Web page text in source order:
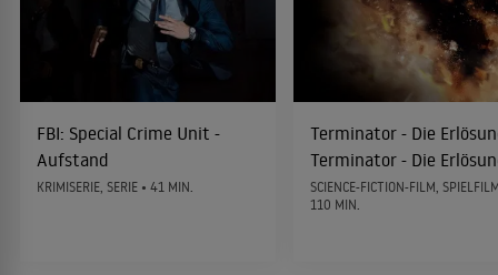
Geliebtes Land
POLITDRAMA
1984 City Heat - Der Bulle und der Schnüffler
GANGSTERFILMPARODIE
FBI: Special Crime Unit -
Aufstand
KRIMISERIE, SERIE • 41 MIN.
Terminator - Die
Terminator - Die
SCIENCE-FICTION-FILM,
110 MIN.